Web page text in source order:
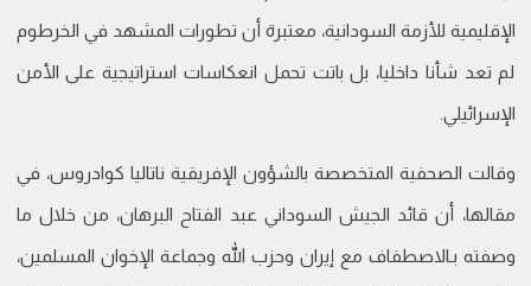
الإقليمية للأزمة السودانية، معتبرة أن تطورات المشهد في الخرطوم
لم تعد شأنا داخليا، بل باتت تحمل انعكاسات استراتيجية على الأمن
الإسرائيلي.
وقالت الصحفية المتخصصة بالشؤون الإفريقية ناتاليا كوادروس، في
مقالها، أن قائد الجيش السوداني عبد الفتاح البرهان، من خلال ما
وصفته بـالاصطفاف مع إيران وحزب الله وجماعة الإخوان المسلمين،